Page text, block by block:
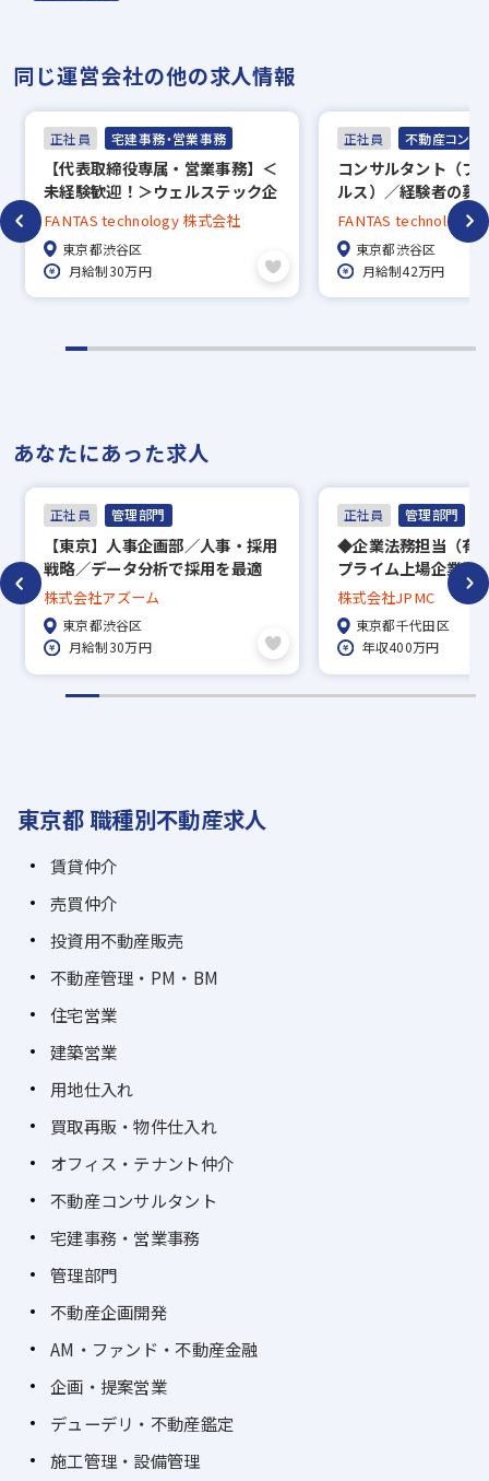
同じ運営会社の他の求人情報
正社員 宅建事務・営業事務
【代表取締役専属・営業事務】＜
未経験歓迎！＞ウェルステック企
業で代表の「右腕」として活躍
しませんか？＜フルフレックス・
ハイブリット出社＞
FANTAS technology 株式会社
東京都渋谷区
月給制30万円
正社員 不動産コンサ
コンサルタント（フ
ルス）／経験者の募
ンティブ有／SNSか
FANTAS technology
東京都渋谷区
月給制42万円
あなたにあった求人
正社員 管理部門
【東京】人事企画部／人事・採用
戦略／データ分析で採用を最適
化！フレックス制度あり／年間休
日124日／インハウス採用経験大
歓迎
株式会社アズーム
東京都渋谷区
月給制30万円
正社員 管理部門
◆企業法務担当（有
プライム上場企業・
きる環境／法学部出
務所でのインターン
株式会社JPMC
東京都千代田区
年収400万円
東京都 職種別不動産求人
賃貸仲介
売買仲介
投資用不動産販売
不動産管理・PM・BM
住宅営業
建築営業
用地仕入れ
買取再販・物件仕入れ
オフィス・テナント仲介
不動産コンサルタント
宅建事務・営業事務
管理部門
不動産企画開発
AM・ファンド・不動産金融
企画・提案営業
デューデリ・不動産鑑定
施工管理・設備管理